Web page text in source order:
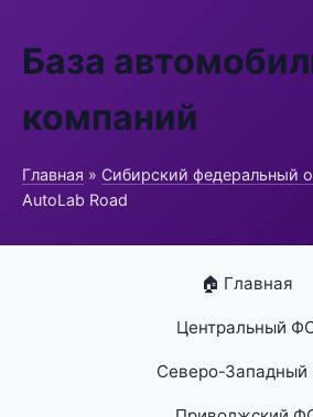
База
компаний
Главная » Сибирский федеральный
AutoLab Road
🏠 Главная
Центральный
Северо-